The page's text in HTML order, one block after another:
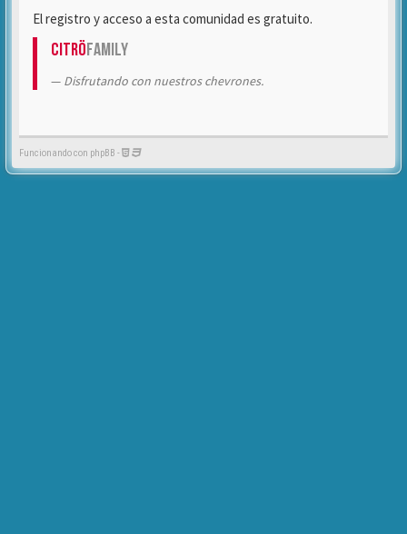
El registro y acceso a esta comunidad es gratuito.
CitröFamily
Disfrutando con nuestros chevrones.
Funcionando con phpBB -